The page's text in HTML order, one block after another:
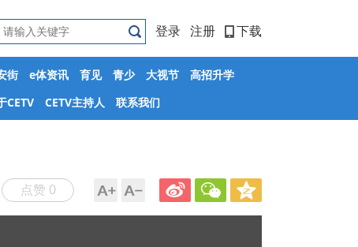
登录 注册 下载
街 e体资讯 育见 青少 大视节
高招升学
CETV CETV主持人 联系我们
点赞 0